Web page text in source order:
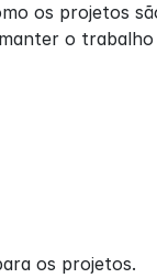
os projetos
o
os projetos.